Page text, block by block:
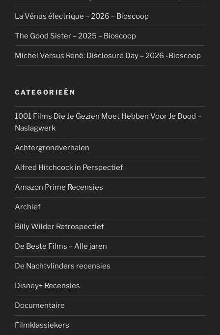
La Vénus électrique – 2026 – Bioscoop
The Good Sister – 2025 – Bioscoop
Michel Versus René: Disclosure Day – 2026 -Bioscoop
CATEGORIEËN
1001 Films Die Je Gezien Moet Hebben Voor Je Dood –
Naslagwerk
Achtergrondverhalen
Alfred Hitchcock in Perspectief
Amazon Prime Recensies
Archief
Billy Wilder Retrospectief
De Beste Films – Alle jaren
De Nachtvlinders recensies
Disney+ Recensies
Documentaire
Filmklassiekers